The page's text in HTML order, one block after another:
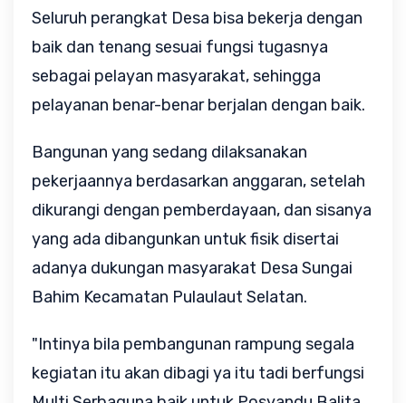
Seluruh perangkat Desa bisa bekerja dengan
baik dan tenang sesuai fungsi tugasnya
sebagai pelayan masyarakat, sehingga
pelayanan benar-benar berjalan dengan baik.
Bangunan yang sedang dilaksanakan
pekerjaannya berdasarkan anggaran, setelah
dikurangi dengan pemberdayaan, dan sisanya
yang ada dibangunkan untuk fisik disertai
adanya dukungan masyarakat Desa Sungai
Bahim Kecamatan Pulaulaut Selatan.
"Intinya bila pembangunan rampung segala
kegiatan itu akan dibagi ya itu tadi berfungsi